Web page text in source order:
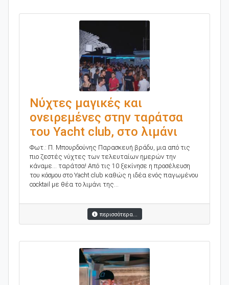
Νύχτες μαγικές και
ονειρεμένες στην ταράτσα
του Yacht club, στο λιμάνι
Φωτ.: Π. Μπουρδούvης Παρασκευή βράδυ, μια από τις
πιο ζεστές νύχτες των τελευταίων ημερών την
κάναμε... ταράτσα! Από τις 10 ξεκίνησε η προσέλευση
του κόσμου στο Yacht club καθώς η ιδέα ενός παγωμένου
cocktail με θέα το λιμάνι της...
περισσότερα...